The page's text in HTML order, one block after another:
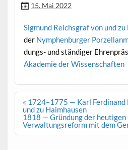
15. Mai 2022
Sig­mund Reichs­graf von und
der Nymphen­burg­er
dungs- und ständi­ger
Akademie der Wissenschaften
Beitragsnavigation
« 1724–1775 — Karl Ferdinand
und zu Haimhausen
1818 — Gründung der heutigen
Verwaltungsreform mit dem